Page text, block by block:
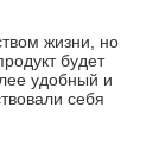
жизни, но
будет
удобный и
себя